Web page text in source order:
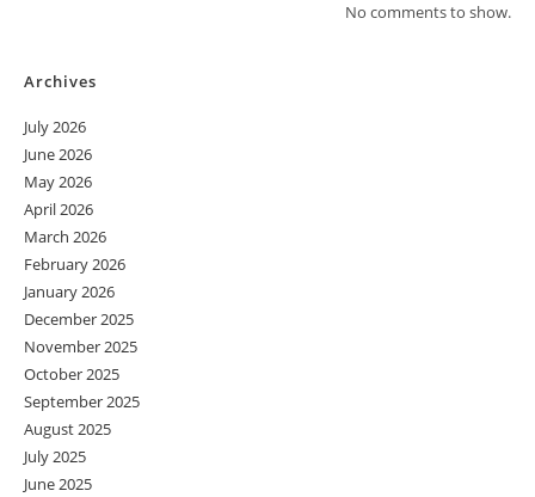
No comments to show.
Archives
July 2026
June 2026
May 2026
April 2026
March 2026
February 2026
January 2026
December 2025
November 2025
October 2025
September 2025
August 2025
July 2025
June 2025